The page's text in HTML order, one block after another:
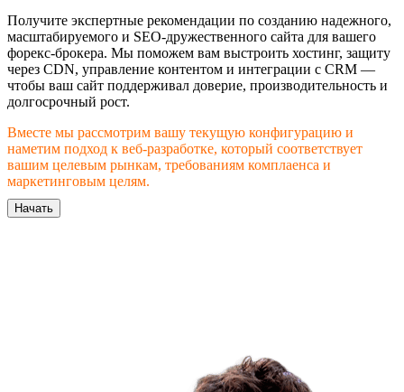
Получите экспертные рекомендации по созданию надежного,
масштабируемого и SEO-дружественного сайта для вашего
форекс-брокера. Мы поможем вам выстроить хостинг, защиту
через CDN, управление контентом и интеграции с CRM —
чтобы ваш сайт поддерживал доверие, производительность и
долгосрочный рост.
Вместе мы рассмотрим вашу текущую конфигурацию и
наметим подход к веб-разработке, который соответствует
вашим целевым рынкам, требованиям комплаенса и
маркетинговым целям.
Начать